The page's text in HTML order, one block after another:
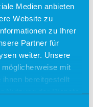
Medien anbieten
Website zu
zu Ihrer
Partner für
weiter. Unsere
mit
bereitgestellt